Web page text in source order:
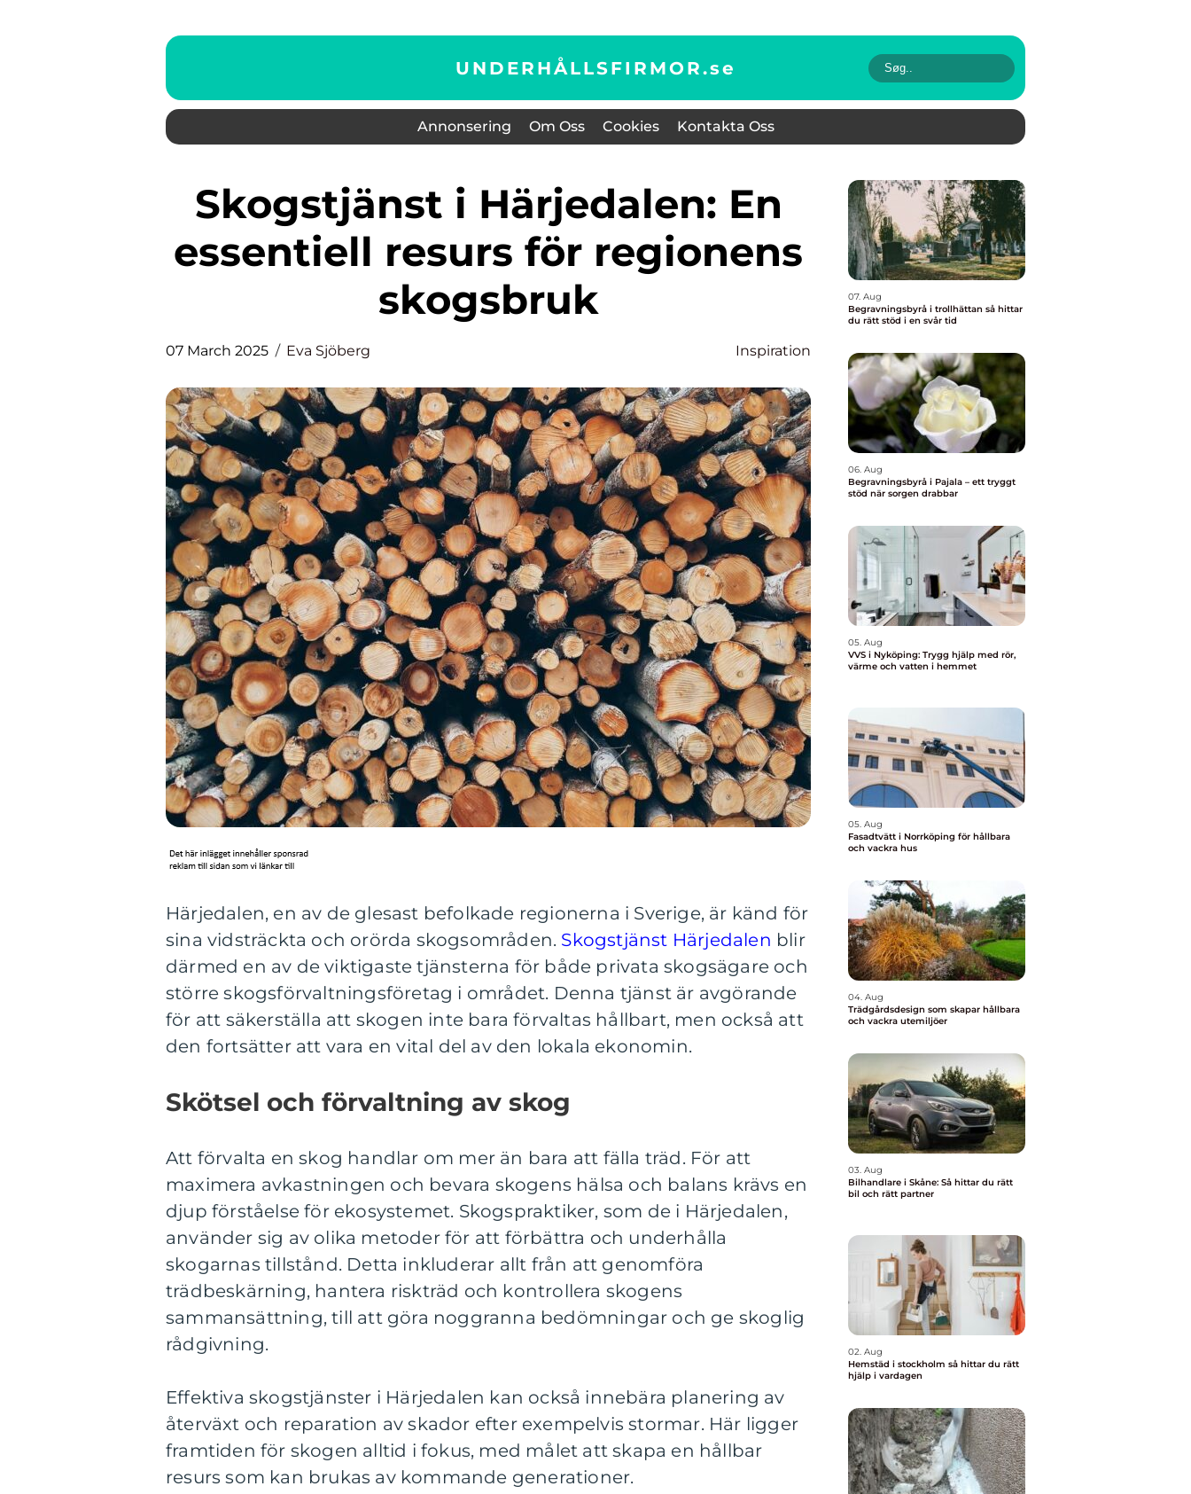
UNDERHÅLLSFIRMOR.se
Annonsering Om Oss Cookies Kontakta Oss
Skogstjänst i Härjedalen: En
essentiell resurs för regionens
skogsbruk
07 March 2025 Eva Sjöberg Inspiration
Härjedalen, en av de glesast befolkade regionerna i Sverige, är känd för
sina vidsträckta och orörda skogsområden. Skogstjänst Härjedalen blir
därmed en av de viktigaste tjänsterna för både privata skogsägare och
större skogsförvaltningsföretag i området. Denna tjänst är avgörande
för att säkerställa att skogen inte bara förvaltas hållbart, men också att
den fortsätter att vara en vital del av den lokala ekonomin.
Skötsel och förvaltning av skog
Att förvalta en skog handlar om mer än bara att fälla träd. För att
maximera avkastningen och bevara skogens hälsa och balans krävs en
djup förståelse för ekosystemet. Skogspraktiker, som de i Härjedalen,
använder sig av olika metoder för att förbättra och underhålla
skogarnas tillstånd. Detta inkluderar allt från att genomföra
trädbeskärning, hantera riskträd och kontrollera skogens
sammansättning, till att göra noggranna bedömningar och ge skoglig
rådgivning.
Effektiva skogstjänster i Härjedalen kan också innebära planering av
återväxt och reparation av skador efter exempelvis stormar. Här ligger
framtiden för skogen alltid i fokus, med målet att skapa en hållbar
resurs som kan brukas av kommande generationer.
07. Aug
Begravningsbyrå i trollhättan så hittar
du rätt stöd i en svår tid
06. Aug
Begravningsbyrå i Pajala – ett tryggt
stöd när sorgen drabbar
05. Aug
VVS i Nyköping: Trygg hjälp med rör,
värme och vatten i hemmet
05. Aug
Fasadtvätt i Norrköping för hållbara
och vackra hus
04. Aug
Trädgårdsdesign som skapar hållbara
och vackra utemiljöer
03. Aug
Bilhandlare i Skåne: Så hittar du rätt
bil och rätt partner
02. Aug
Hemstäd i stockholm så hittar du rätt
hjälp i vardagen